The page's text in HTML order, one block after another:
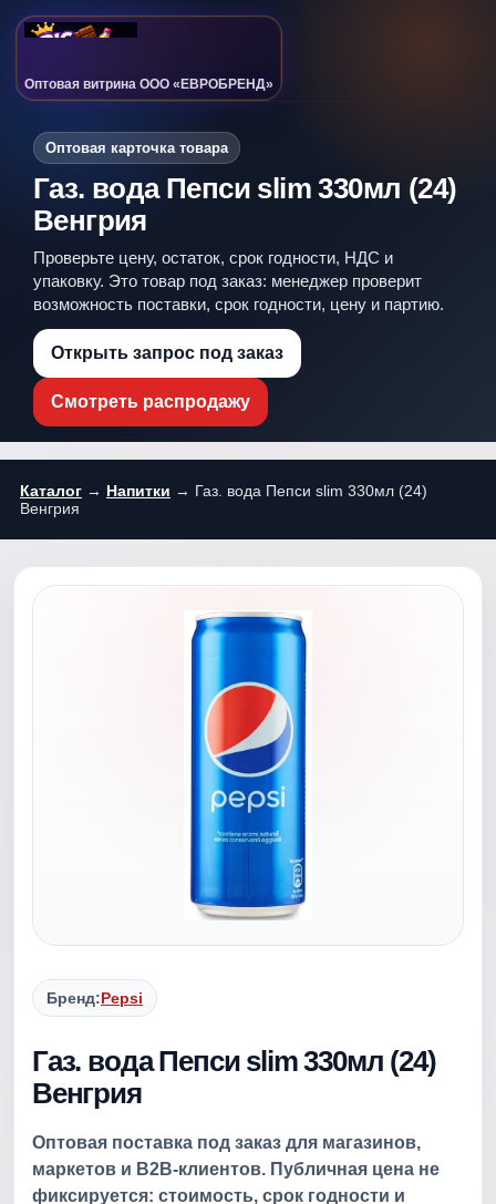
Оптовая витрина ООО «ЕВРОБРЕНД»
Оптовая карточка товара
Газ. вода Пепси slim 330мл (24)
Венгрия
Проверьте цену, остаток, срок годности, НДС и
упаковку. Это товар под заказ: менеджер проверит
возможность поставки, срок годности, цену и партию.
Открыть запрос под заказ
Смотреть распродажу
Каталог → Напитки → Газ. вода Пепси slim 330мл (24)
Венгрия
Бренд:Pepsi
Газ. вода Пепси slim 330мл (24)
Венгрия
Оптовая поставка под заказ для магазинов,
маркетов и B2B-клиентов. Публичная цена не
фиксируется: стоимость, срок годности и